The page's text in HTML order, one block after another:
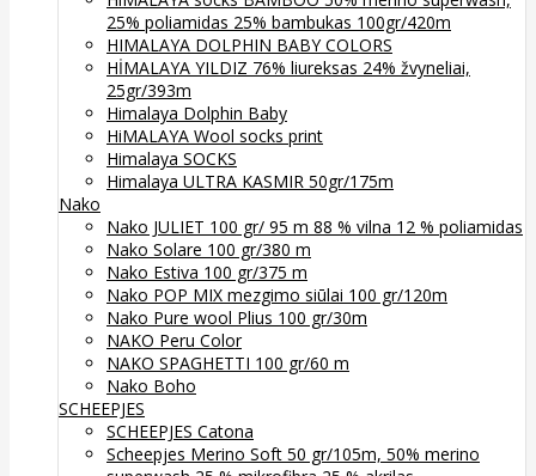
25% poliamidas 25% bambukas 100gr/420m
HIMALAYA DOLPHIN BABY COLORS
HİMALAYA YILDIZ 76% liureksas 24% žvyneliai,
25gr/393m
Himalaya Dolphin Baby
HiMALAYA Wool socks print
Himalaya SOCKS
Himalaya ULTRA KASMIR 50gr/175m
Nako
Nako JULIET 100 gr/ 95 m 88 % vilna 12 % poliamidas
Nako Solare 100 gr/380 m
Nako Estiva 100 gr/375 m
Nako POP MIX mezgimo siūlai 100 gr/120m
Nako Pure wool Plius 100 gr/30m
NAKO Peru Color
NAKO SPAGHETTI 100 gr/60 m
Nako Boho
SCHEEPJES
SCHEEPJES Catona
Scheepjes Merino Soft 50 gr/105m, 50% merino